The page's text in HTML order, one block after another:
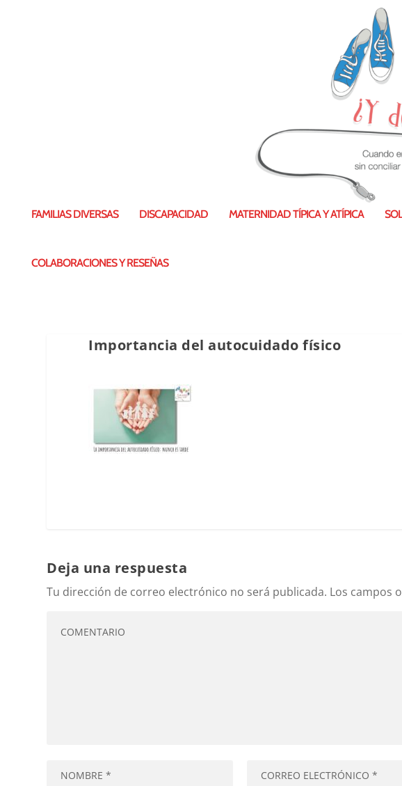
FAMILIAS DIVERSAS DISCAPACIDAD MATERNIDAD TÍPICA Y ATÍPICA
COLABORACIONES Y RESEÑAS
Importancia del autocuidado físico
Deja una respuesta
Tu dirección de correo electrónico no será publicada. Los campos